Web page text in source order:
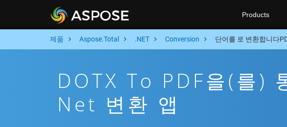
Products
제품 Aspose.Total .NET Conversion 단어를 로 변환합니다
DOTX To PDF을(를)
Net 변환 앱